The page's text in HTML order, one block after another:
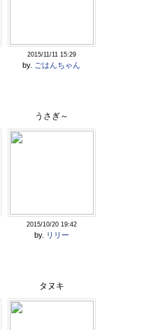
2015/11/11 15:29
by. ごはんちゃん
うさぎ～
2015/10/20 19:42
by. リリー
タヌキ